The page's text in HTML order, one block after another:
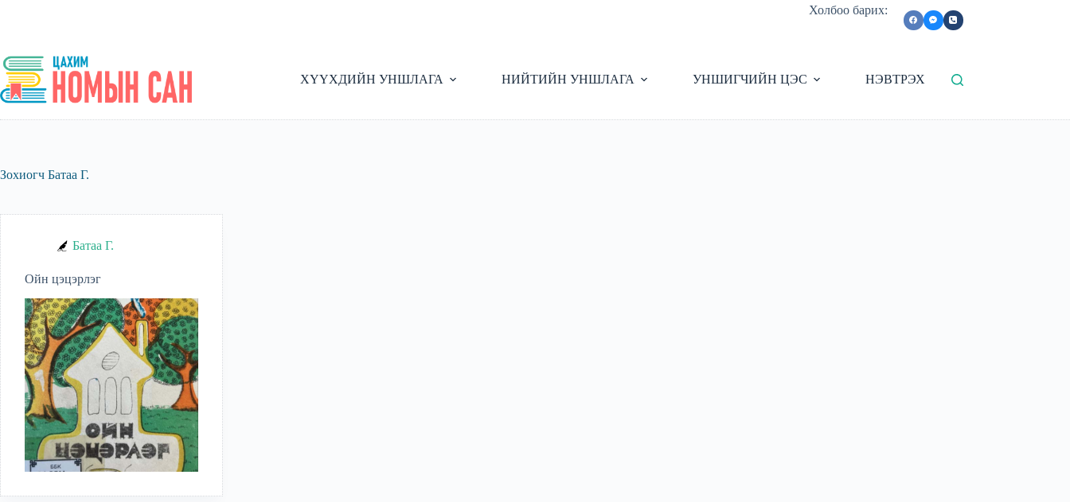
Холбоо барих:
ХҮҮХДИЙН УНШЛАГА НИЙТИЙН УНШЛАГА УНШИГЧИЙН ЦЭС НЭВТРЭХ
Зохиогч Батаа Г.
Батаа Г.
Ойн цэцэрлэг